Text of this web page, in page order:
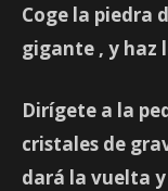
Coge la piedra
gigante , y haz
Dirígete a la
cristales de
dará la vuelta